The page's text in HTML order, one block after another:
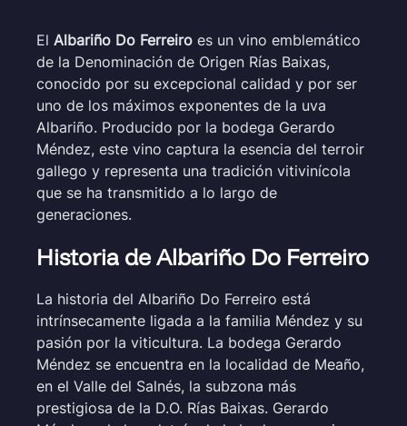
El Albariño Do Ferreiro es un vino emblemático
de la Denominación de Origen Rías Baixas,
conocido por su excepcional calidad y por ser
uno de los máximos exponentes de la uva
Albariño. Producido por la bodega Gerardo
Méndez, este vino captura la esencia del terroir
gallego y representa una tradición vitivinícola
que se ha transmitido a lo largo de
generaciones.
Historia de Albariño Do Ferreiro
La historia del Albariño Do Ferreiro está
intrínsecamente ligada a la familia Méndez y su
pasión por la viticultura. La bodega Gerardo
Méndez se encuentra en la localidad de Meaño,
en el Valle del Salnés, la subzona más
prestigiosa de la D.O. Rías Baixas. Gerardo